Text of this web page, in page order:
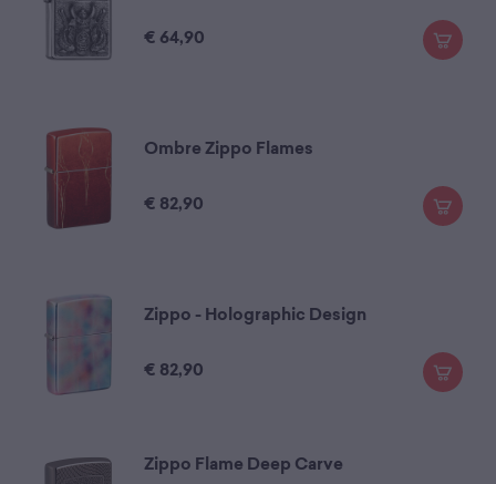
€ 64,90
Ombre Zippo Flames
€ 82,90
Zippo - Holographic Design
€ 82,90
Zippo Flame Deep Carve